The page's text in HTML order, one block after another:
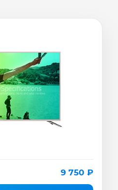
9 750 ₽